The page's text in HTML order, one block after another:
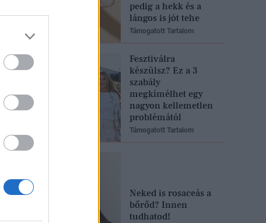
pedig a hekk és a
lángos is jót tehe
Támogatott Tartalom
Fesztiválra
készülsz? Ez a 3
szabály
megkímélhet egy
nagyon kellemetlen
problémától
Támogatott Tartalom
Neked is rosaceás a
bőrőd? Innen
tudhatod!